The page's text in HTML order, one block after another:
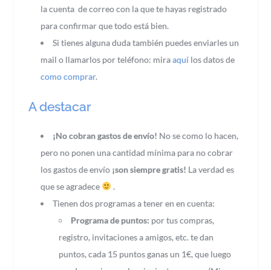
la cuenta de correo con la que te hayas registrado
para confirmar que todo está bien.
Si tienes alguna duda también puedes enviarles un
mail o llamarlos por teléfono: miraaquí los datos de
como comprar.
A destacar
¡No cobran gastos de envío! No se como lo hacen,
pero no ponen una cantidad mínima para no cobrar
los gastos de envío ¡son siempre gratis! La verdad es
que se agradece
.
Tienen dos programas a tener en en cuenta:
Programa de puntos: por tus compras,
registro, invitaciones a amigos, etc. te dan
puntos, cada 15 puntos ganas un 1€, que luego